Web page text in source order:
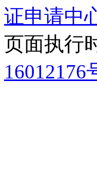
证申请中
页面执
16012176